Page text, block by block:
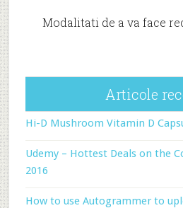
Modalitati de a va face
Articole
Hi-D Mushroom Vitamin D
Udemy – Hottest Deals on the
2016
How to use Autogrammer to